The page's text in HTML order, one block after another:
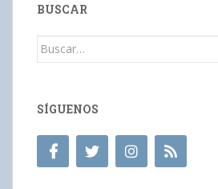
BUSCAR
Buscar:
SÍGUENOS